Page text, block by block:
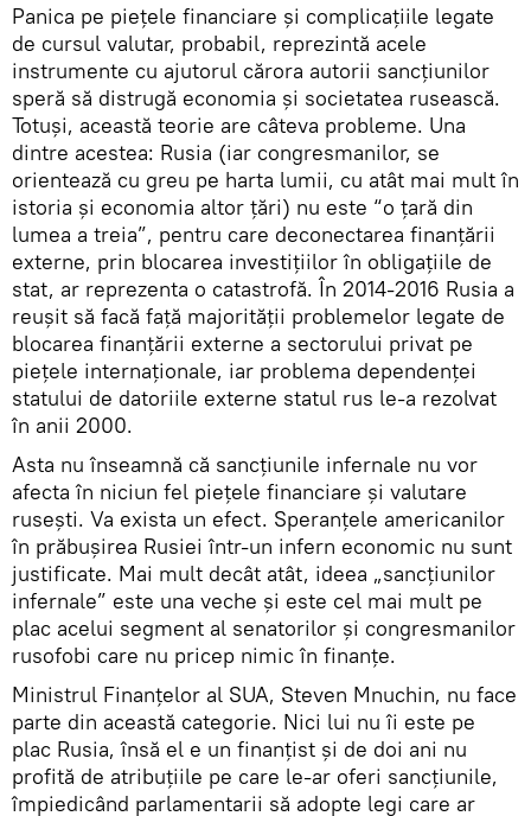
Panica pe piețele financiare și complicațiile legate
de cursul valutar, probabil, reprezintă acele
instrumente cu ajutorul cărora autorii sancțiunilor
speră să distrugă economia și societatea rusească.
Totuși, această teorie are câteva probleme. Una
dintre acestea: Rusia (iar congresmanilor, se
orientează cu greu pe harta lumii, cu atât mai mult în
istoria și economia altor țări) nu este “o țară din
lumea a treia”, pentru care deconectarea finanțării
externe, prin blocarea investițiilor în obligațiile de
stat, ar reprezenta o catastrofă. În 2014-2016 Rusia a
reușit să facă față majorității problemelor legate de
blocarea finanțării externe a sectorului privat pe
piețele internaționale, iar problema dependenței
statului de datoriile externe statul rus le-a rezolvat
în anii 2000.
Asta nu înseamnă că sancțiunile infernale nu vor
afecta în niciun fel piețele financiare și valutare
rusești. Va exista un efect. Speranțele americanilor
în prăbușirea Rusiei într-un infern economic nu sunt
justificate. Mai mult decât atât, ideea „sancțiunilor
infernale” este una veche și este cel mai mult pe
plac acelui segment al senatorilor și congresmanilor
rusofobi care nu pricep nimic în finanțe.
Ministrul Finanțelor al SUA, Steven Mnuchin, nu face
parte din această categorie. Nici lui nu îi este pe
plac Rusia, însă el e un finanțist și de doi ani nu
profită de atribuțiile pe care le-ar oferi sancțiunile,
împiedicând parlamentarii să adopte legi care ar